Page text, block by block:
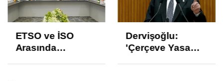
ETSO ve İSO
Arasında
Dervişoğlu:
'Çerçeve Yasa